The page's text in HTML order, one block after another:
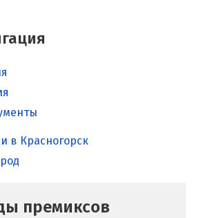
в Красногорск
премиксов